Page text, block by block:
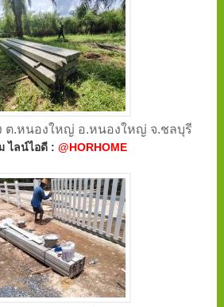
ต.หนองใหญ่ อ.หนองใหญ่ จ.ชลบุรี
ไลน์ไอดี :@HORHOME